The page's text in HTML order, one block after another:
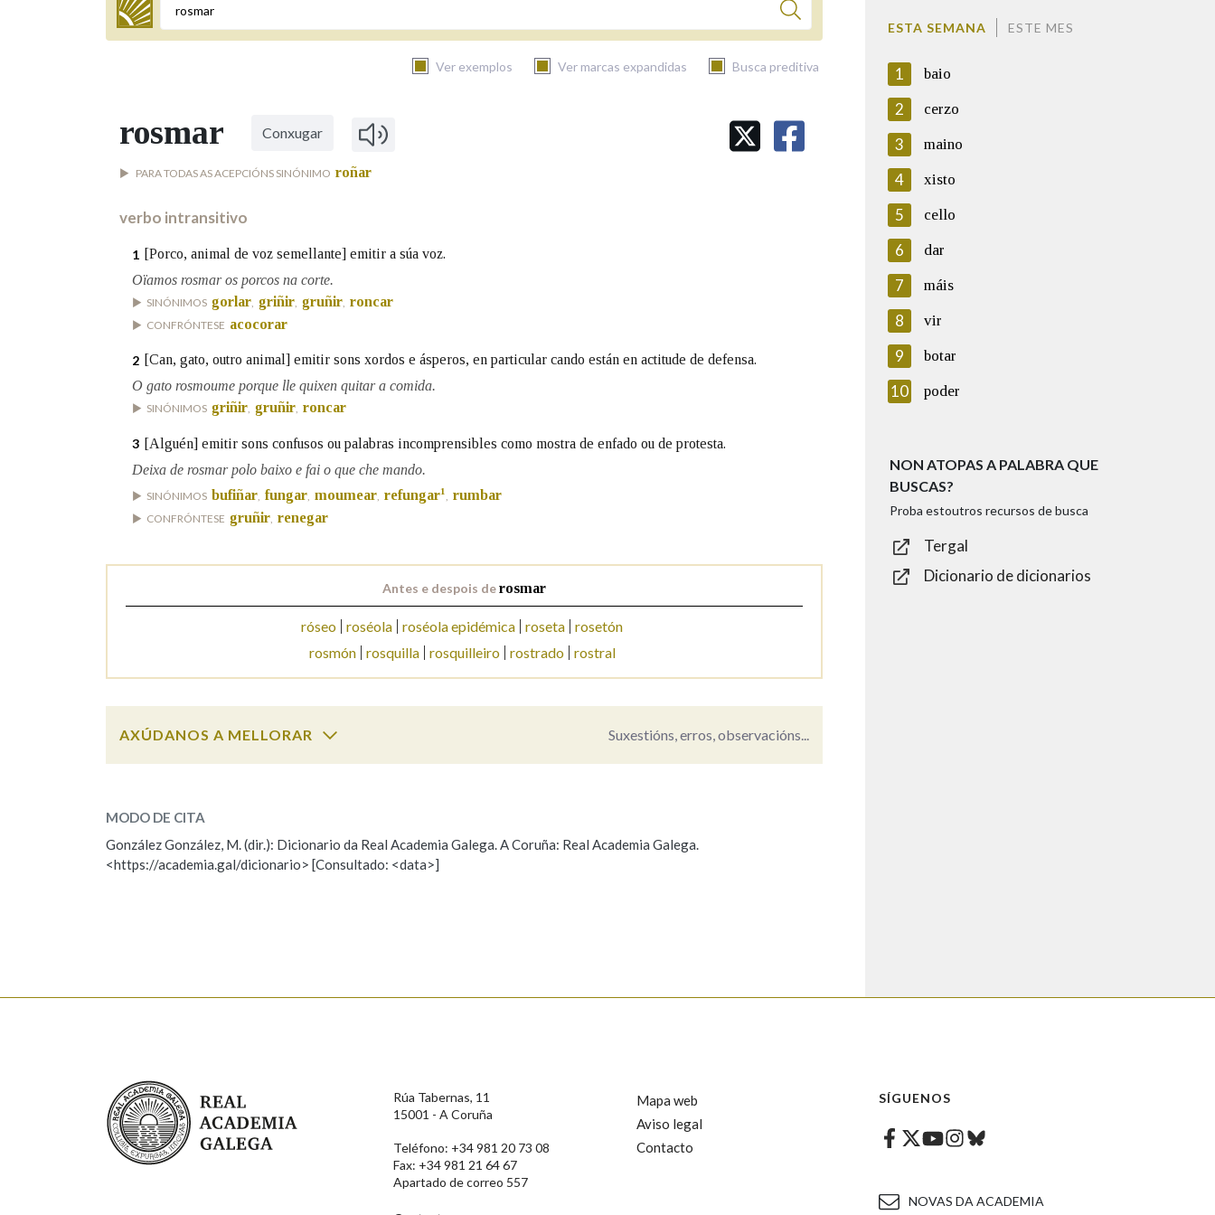
Termo a buscar
Ver exemplos Ver marcas expandidas Busca preditiva
BUSCAR NOS LEMAS
Comeza por
Remata por
Contén
OUTRAS OPCIÓNS DE BUSCA
Marcas gramaticais Pertence a
rosmar Conxugar
PARA TODAS AS ACEPCIÓNS SINÓNIMO roñar
verbo intransitivo
1 [Porco, animal de voz semellante] emitir a súa voz.
Oïamos rosmar os porcos na corte.
SINÓNIMOS gorlar, griñir, gruñir, roncar
CONFRÓNTESE acocorar
2
[Can, gato, outro animal] emitir sons xordos e ásperos, en particular cando están en actitude de defensa.
O gato rosmoume porque lle quixen quitar a comida.
SINÓNIMOS griñir, gruñir, roncar
3 [Alguén] emitir sons confusos ou palabras incomprensibles como mostra de enfado ou de protesta.
Deixa de rosmar polo baixo e fai o que che mando.
SINÓNIMOS bufiñar, fungar, moumear, refungar1, rumbar
CONFRÓNTESE gruñir, renegar
Antes e despois derosmar
róseo roséola roséola epidémica roseta rosetón
rosmón
rosquilla rosquilleiro rostrado rostral
AXÚDANOS A MELLORAR Suxestións, erros, observacións...
ESCOLLE UNHA OPCIÓN:
Observación Hai un erro na palabra Propoño mellorar a definición
Comentario
MODO DE CITA
González González, M. (dir.): Dicionario da Real Academia Galega. A Coruña: Real Academia Galega.
<https://academia.gal/dicionario> [Consultado: <data>]
ESTA SEMANA ESTE MES
1 baio
2 cerzo
3 maino
4 xisto
5 cello
6 dar
7 máis
8 vir
9 botar
10 poder
NON ATOPAS A PALABRA QUE
BUSCAS?
Proba estoutros recursos de busca
Tergal
Dicionario de dicionarios
Real Academia Galega
Rúa Tabernas, 11
15001 - A Coruña
Teléfono: +34 981 20 73 08
Fax: +34 981 21 64 67
Apartado de correo 557
Mapa web
Aviso legal
Contacto
SÍGUENOS
Facebook
Twitter
Youtube
Instagram
Bluesky
NOVAS DA ACADEMIA